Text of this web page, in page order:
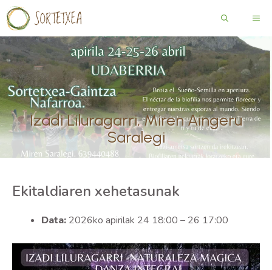
Edukira
salto
egin
Izadi Liluragarri, Miren Aingeru
Saralegi
Ekitaldiaren xehetasunak
Data: 2026ko apirilak 24 18:00 – 26 17:00